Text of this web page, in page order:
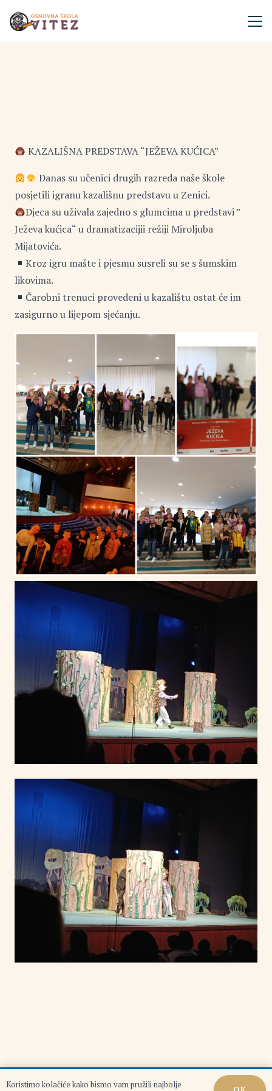
KAZALIŠNA PREDSTAVA “JEŽEVA KUĆICA”
Danas su učenici drugih razreda naše škole
posjetili igranu kazališnu predstavu u Zenici.
Djeca su uživala zajedno s glumcima u predstavi ”
Ježeva kućica“ u dramatizacijii režiji Miroljuba
Mijatovića.
Kroz igru mašte i pjesmu susreli su se s šumskim
likovima.
Čarobni trenuci provedeni u kazalištu ostat će im
zasigurno u lijepom sjećanju.
Koristimo kolačiće kako bismo vam pružili najbolje